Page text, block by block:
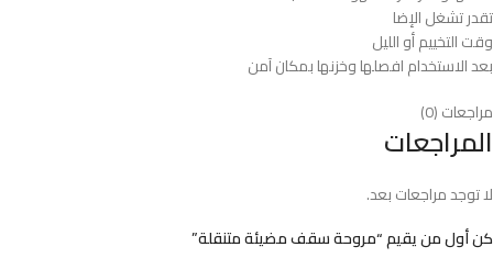
تقدر تشغل الإضا
وقت التخييم أو الليل
بعد الاستخدام افصلها وخزنها بمكان آمن
مراجعات (0)
المراجعات
لا توجد مراجعات بعد.
كن أول من يقيم “مروحة سقف مضيئة متنقلة”